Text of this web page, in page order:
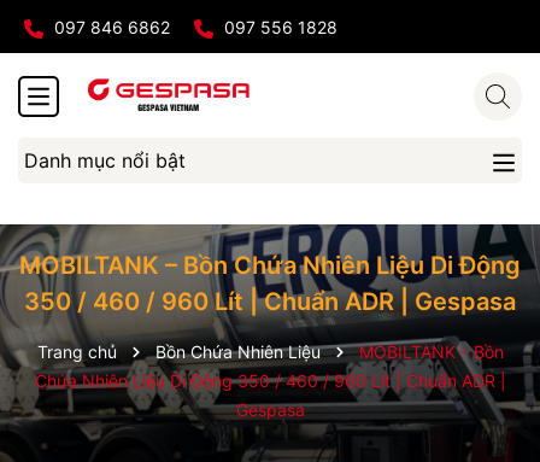
097 846 6862 097 556 1828
Danh mục nổi bật
MOBILTANK – Bồn Chứa Nhiên Liệu Di Động
350 / 460 / 960 Lít | Chuẩn ADR | Gespasa
Trang chủ Bồn Chứa Nhiên Liệu
MOBILTANK – Bồn
Chứa Nhiên Liệu Di Động 350 / 460 / 960 Lít | Chuẩn ADR |
Gespasa